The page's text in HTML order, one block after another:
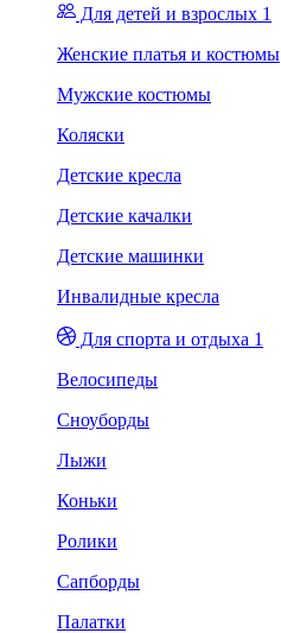
Для детей и взрослых 1
Женские платья и костюмы
Мужские костюмы
Коляски
Детские кресла
Детские качалки
Детские машинки
Инвалидные кресла
Для спорта и отдыха 1
Велосипеды
Сноуборды
Лыжи
Коньки
Ролики
Сапборды
Палатки